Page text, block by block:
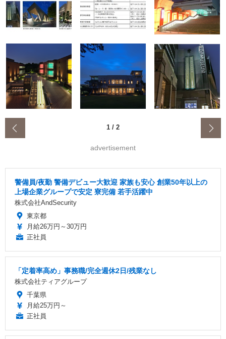
1 / 2
advertisement
警備員/夜勤 警備デビュー大歓迎 家族も安心 創業50年以上の
上場企業グループで安定 寮完備 若手活躍中
株式会社AndSecurity
東京都
月給26万円～30万円
正社員
「定着率高め」事務職/完全週休2日/残業なし
株式会社ティアグループ
千葉県
月給25万円～
正社員